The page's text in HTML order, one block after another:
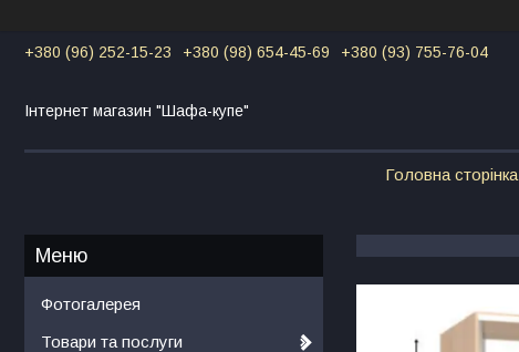
+380 (96) 252-15-23 +380 (98) 654-45-69 +380 (93) 755-76-04
Інтернет магазин "Шафа-купе"
Головна сторінка
Фотогалерея
Товари та послуги